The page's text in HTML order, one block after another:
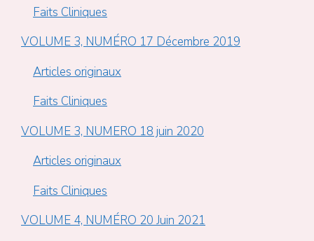
Faits Cliniques
VOLUME 3, NUMÉRO 17 Décembre 2019
Articles originaux
Faits Cliniques
VOLUME 3, NUMERO 18 juin 2020
Articles originaux
Faits Cliniques
VOLUME 4, NUMÉRO 20 Juin 2021